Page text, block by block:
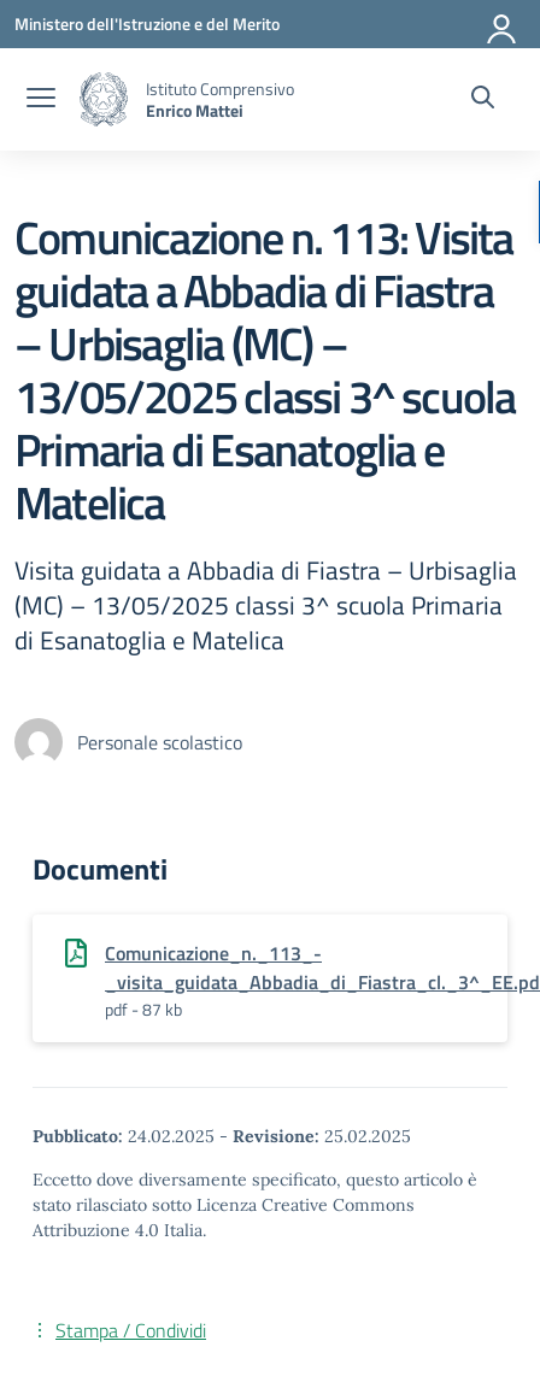
Vai ai contenuti
Vai al menu di navigazione
Vai al footer
Ministero dell'Istruzione e del Merito
Istituto Comprensivo
Enrico Mattei
Comunicazione n. 113: Visita
guidata a Abbadia di Fiastra
– Urbisaglia (MC) –
13/05/2025 classi 3^ scuola
Primaria di Esanatoglia e
Matelica
Visita guidata a Abbadia di Fiastra – Urbisaglia
(MC) – 13/05/2025 classi 3^ scuola Primaria
di Esanatoglia e Matelica
Personale scolastico
Documenti
Comunicazione_n._113_-
pdf - 87 kb
Pubblicato: 24.02.2025 - Revisione: 25.02.2025
Eccetto dove diversamente specificato, questo articolo è
stato rilasciato sotto Licenza Creative Commons
Attribuzione 4.0 Italia.
Stampa / Condividi